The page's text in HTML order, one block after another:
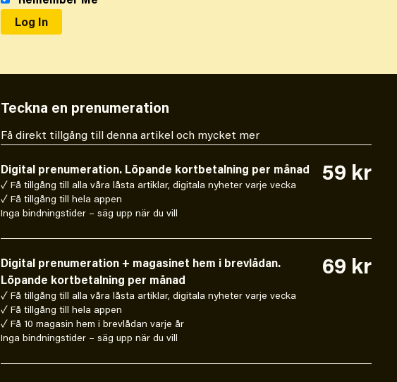
Teckna en prenumeration
Få direkt tillgång till denna artikel och mycket mer
Digital prenumeration. Löpande kortbetalning per månad
✓ Få tillgång till alla våra låsta artiklar, digitala nyheter varje vecka
✓ Få tillgång till hela appen
Inga bindningstider – säg upp när du vill
59 kr
Digital prenumeration + magasinet hem i brevlådan.
Löpande kortbetalning per månad
✓ Få tillgång till alla våra låsta artiklar, digitala nyheter varje vecka
✓ Få tillgång till hela appen
✓ Få 10 magasin hem i brevlådan varje år
Inga bindningstider – säg upp när du vill
69 kr